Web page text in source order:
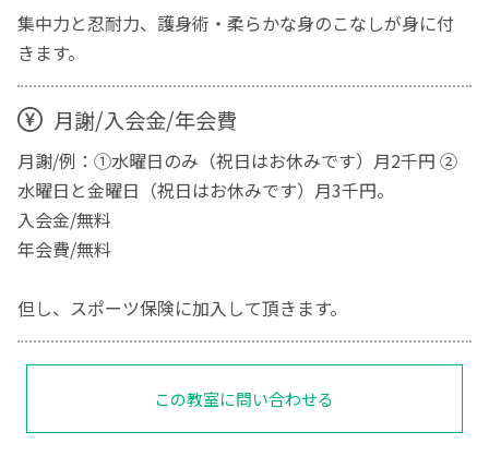
集中力と忍耐力、護身術・柔らかな身のこなしが身に付
きます。
月謝/入会金/年会費
月謝/例：①水曜日のみ（祝日はお休みです）月2千円 ②
水曜日と金曜日（祝日はお休みです）月3千円。
入会金/無料
年会費/無料
但し、スポーツ保険に加入して頂きます。
この教室に問い合わせる